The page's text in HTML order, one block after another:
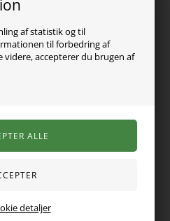
af statistik og til
til forbedring af
videre, accepterer du brugen af
detaljer
it. De er med justerbar talje
er i en fin farve og er